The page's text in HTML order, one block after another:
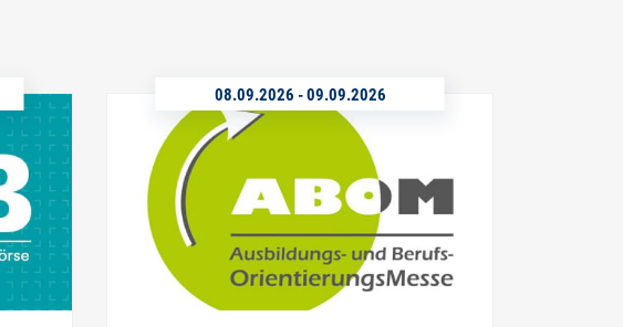
08.09.2026 -09.09.2026